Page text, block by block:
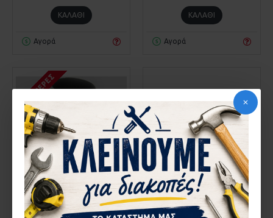
ΚΑΛΆΘΙ
Αγορά
ΚΑΛΆΘΙ
Αγορά
1-3 ΗΜΈΡΕΣ
Biopanel 1415.0630
ΒΙΟΠΑΝΕΛ ΚΟΛΩΝΑΣ
Biopanel 1415.0500
ΒΙΟΠΑΝΕΛ ΚΟΥΠΑΣΤΗ Φ50